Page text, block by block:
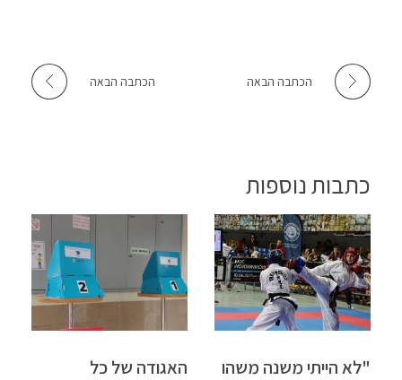
הכתבה הבאה הכתבה הבאה
כתבות נוספות
"לא הייתי משנה משהו
האגודה של כל